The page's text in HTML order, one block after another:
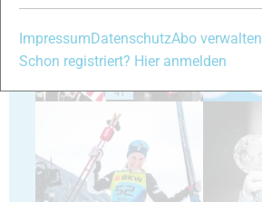
41
ImpressumDatenschutzAbo verwalten
Schon registriert? Hier anmelden